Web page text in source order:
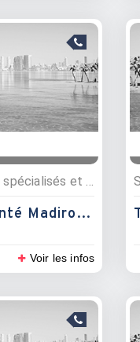
Centre De Santé Madirokely
Voir les infos